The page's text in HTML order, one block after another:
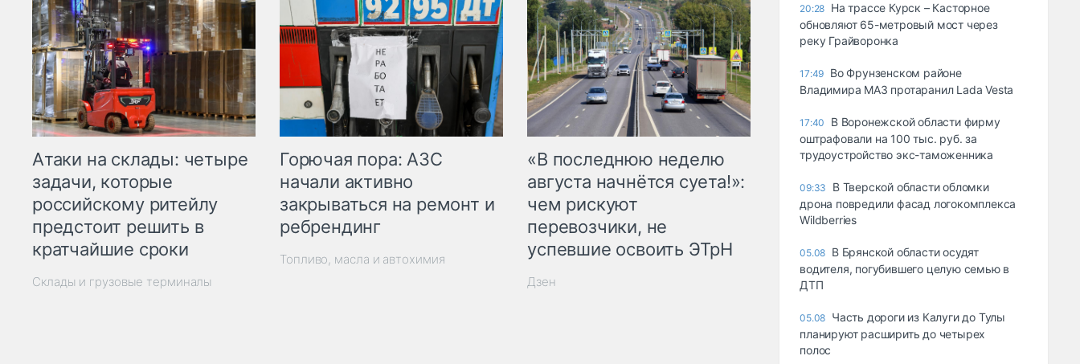
Атаки на склады: четыре
задачи, которые
российскому ритейлу
предстоит решить в
кратчайшие сроки
Склады и грузовые терминалы
Горючая пора: АЗС
начали активно
закрываться на ремонт и
ребрендинг
Топливо, масла и автохимия
«В последнюю неделю
августа начнётся суета!»:
чем рискуют
перевозчики, не
успевшие освоить ЭТрН
Дзен
20:28 На трассе Курск – Касторное
обновляют 65-метровый мост через
реку Грайворонка
17:49 Во Фрунзенском районе
Владимира МАЗ протаранил Lada Vesta
17:40
В Воронежской области фирму
оштрафовали на 100 тыс. руб. за
трудоустройство экс-таможенника
09:33
В Тверской области обломки
дрона повредили фасад логокомплекса
Wildberries
05.08 В Брянской области осудят
водителя, погубившего целую семью в
ДТП
05.08 Часть дороги из Калуги до Тулы
планируют расширить до четырех
полос